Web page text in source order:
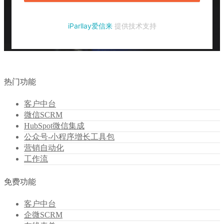
热门功能
客户中台
微信SCRM
HubSpot微信集成
公众号-小程序增长工具包
营销自动化
工作流
免费功能
客户中台
企微SCRM